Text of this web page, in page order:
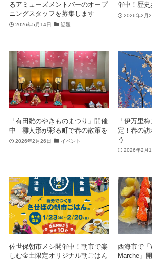
るアミューズメントバーのオープ
ニングスタッフを募集します
2026年5月14日 話題
催中！歴史
2026年2月
「有田雛のやきものまつり」開催
中｜雛人形が彩る町で春の散策を
2026年2月26日 イベント
「伊万里
定！春の
う
2026年2月
佐世保朝市メシ開催中！朝市で楽
しむ金土限定オリジナル朝ごはん
西海市で「
Marche」